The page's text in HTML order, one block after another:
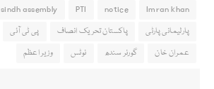
Imran khan
notice
PTI
sindh assembly
پارلیمانی پارٹی
پاکستان تحریک انصاف پی ٹی آئی
عمران خان
گورنر سندھ نوٹس وزیر اعظم